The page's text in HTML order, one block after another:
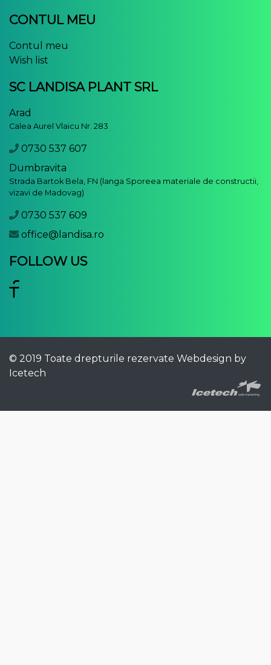
CONTUL MEU
Contul meu
Wish list
SC LANDISA PLANT SRL
Arad
Calea Aurel Vlaicu Nr. 283
0730 537 607
Dumbravita
Strada Bartok Bela, FN (langa Sporeea materiale de constructii,
vizavi de Madovag)
0730 537 609
office@landisa.ro
FOLLOW US
© 2019 Toate drepturile rezervate Webdesign by
Icetech